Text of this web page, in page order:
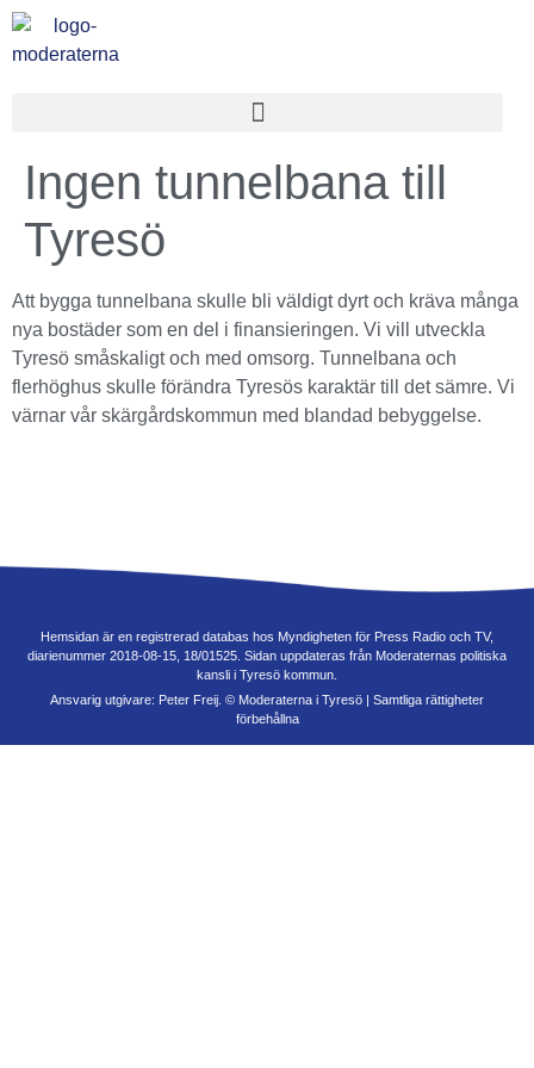
Ingen tunnelbana till
Tyresö
Att bygga tunnelbana skulle bli väldigt dyrt och kräva många
nya bostäder som en del i finansieringen. Vi vill utveckla
Tyresö småskaligt och med omsorg. Tunnelbana och
flerhöghus skulle förändra Tyresös karaktär till det sämre. Vi
värnar vår skärgårdskommun med blandad bebyggelse.
Hemsidan är en registrerad databas hos Myndigheten för Press Radio och TV,
diarienummer 2018-08-15, 18/01525. Sidan uppdateras från Moderaternas politiska
kansli i Tyresö kommun.
Ansvarig utgivare: Peter Freij. © Moderaterna i Tyresö | Samtliga rättigheter
förbehållna